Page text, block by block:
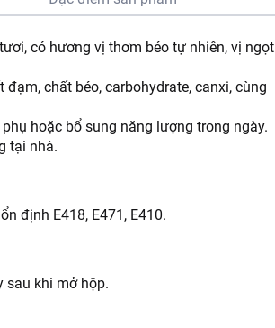
có hương vị thơm béo tự nhiên, vị ngọt
chất béo, carbohydrate, canxi, cùng
hoặc bổ sung năng lượng trong ngày.
tại nhà.
định E418, E471, E410.
sau khi mở hộp.